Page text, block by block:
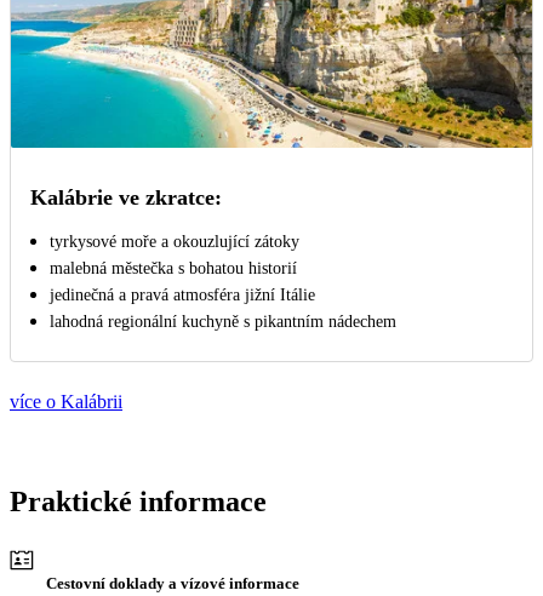
Kalábrie ve zkratce:
tyrkysové moře a okouzlující zátoky
malebná městečka s bohatou historií
jedinečná a pravá atmosféra jižní Itálie
lahodná regionální kuchyně s pikantním nádechem
více o Kalábrii
Praktické informace
Cestovní doklady a vízové informace